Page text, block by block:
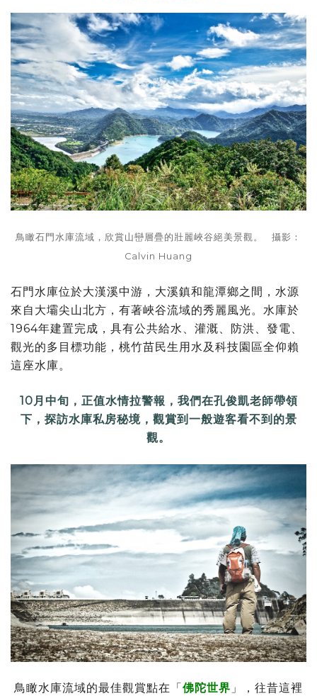
鳥瞰石門水庫流域，欣賞山巒層疊的壯麗峽谷絕美景觀。 攝影：
Calvin Huang
石門水庫位於大漢溪中游，大溪鎮和龍潭鄉之間，水源
來自大壩尖山北方，有著峽谷流域的秀麗風光。水庫於
1964年建置完成，具有公共給水、灌溉、防洪、發電、
觀光的多目標功能，桃竹苗民生用水及科技園區全仰賴
這座水庫。
10月中旬，正值水情拉警報，我們在孔俊凱老師帶領
下，探訪水庫私房秘境，觀賞到一般遊客看不到的景
觀。
鳥瞰水庫流域的最佳觀賞點在「佛陀世界 」，往昔這裡